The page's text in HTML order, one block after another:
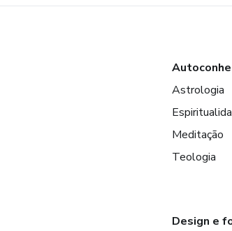
Astrologia
Meditação
Teologia
Design e